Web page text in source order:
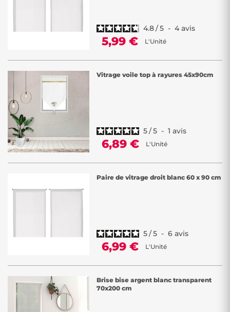
4.8/5 - 4 avis
5,99 € L'Unité
Vitrage voile top à rayures 45x90cm
5/5 - 1 avis
6,89 € L'Unité
Paire de vitrage droit blanc 60 x 90 cm
5/5 - 6 avis
6,99 € L'Unité
Brise bise argent blanc transparent
70x200 cm